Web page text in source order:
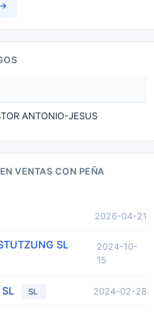
ANTONIO-JESUS
VENTAS CON PEÑA
2026-04-21
SL
2024-10-
15
SL 2024-02-28